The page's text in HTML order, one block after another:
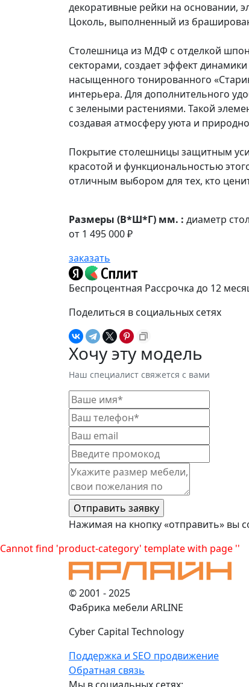
декоративные рейки на основании,
Цоколь, выполненный из
Столешница из МДФ с отделкой
секторами, создает эффект
насыщенного тонированного
интерьера. Для дополнительного
с зелеными растениями. Такой
создавая атмосферу уюта и
Покрытие столешницы защитным
красотой и функциональностью
отличным выбором для тех, кто
Размеры (В*Ш*Г) мм. : диаметр
от 1 495 000 ₽
заказать
Беспроцентная Рассрочка до 12
Поделиться в социальных сетях
Хочу эту модель
Наш специалист свяжется с вами
Нажимая на кнопку «отправить» вы
Cannot find 'product-category' template with page ''
© 2001 - 2025
Фабрика мебели ARLINE
Cyber Capital Technology
Поддержка и SEO продвижение
Обратная связь